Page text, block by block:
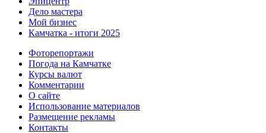
Дело мастера
Мой бизнес
Камчатка - итоги 2025
Фоторепортажи
Погода на Камчатке
Курсы валют
Комментарии
О сайте
Использование материалов
Размещение рекламы
Контакты